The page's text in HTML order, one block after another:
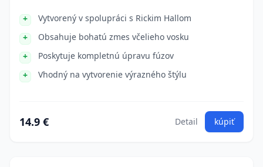
Vytvorený v spolupráci s Rickim Hallom
Obsahuje bohatú zmes včelieho vosku
Poskytuje kompletnú úpravu fúzov
Vhodný na vytvorenie výrazného štýlu
14.9 € Detail kúpiť